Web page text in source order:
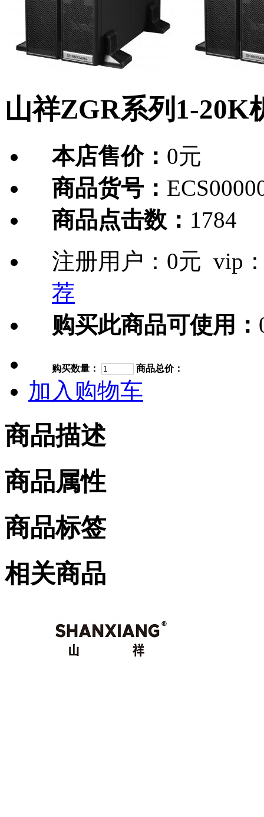
山祥ZGR系列1-20K
本店售价： 0元
商品货号：
商品点击数： 1784
注册用户： 0元 vip
荐
购买此商品可使用：
购买数量： 商品总价：
加入购物车
商品描述
商品属性
商品标签
相关商品